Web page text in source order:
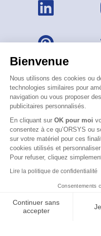
Bienvenue
Nous utilisons des cookies ou
technologies similaires pour
navigation ou vous proposer
publicitaires personnalisés.
En cliquant sur OK pour moi
consentez à ce qu’ORSYS ou
sur votre matériel pour ces
cookies utilisés et
Pour refuser, cliquez
Lire la politique de confidentialité
Consentements
Continuer sans
accepter
Mentions légales
Politique de protection
CGV